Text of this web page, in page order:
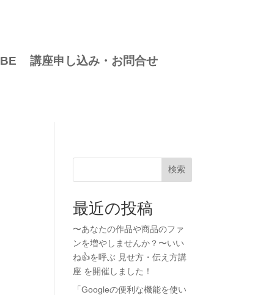
講座申し込み・お問合せ
検索
最近の投稿
〜あなたの作品や商品のファ
ンを増やしませんか？〜いい
ね👍を呼ぶ 見せ方・伝え方講
座 を開催しました！
「Googleの便利な機能を使い